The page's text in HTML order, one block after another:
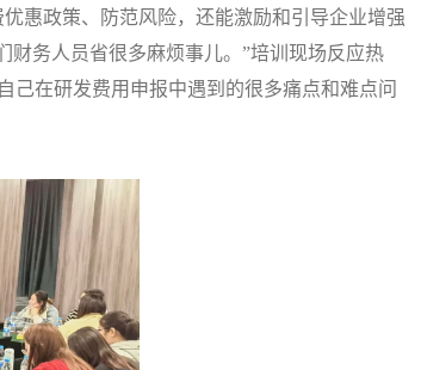
惠政策、防范风险，还能激励和引导企业增强
财务人员省很多麻烦事儿。”培训现场反应热
己在研发费用申报中遇到的很多痛点和难点问